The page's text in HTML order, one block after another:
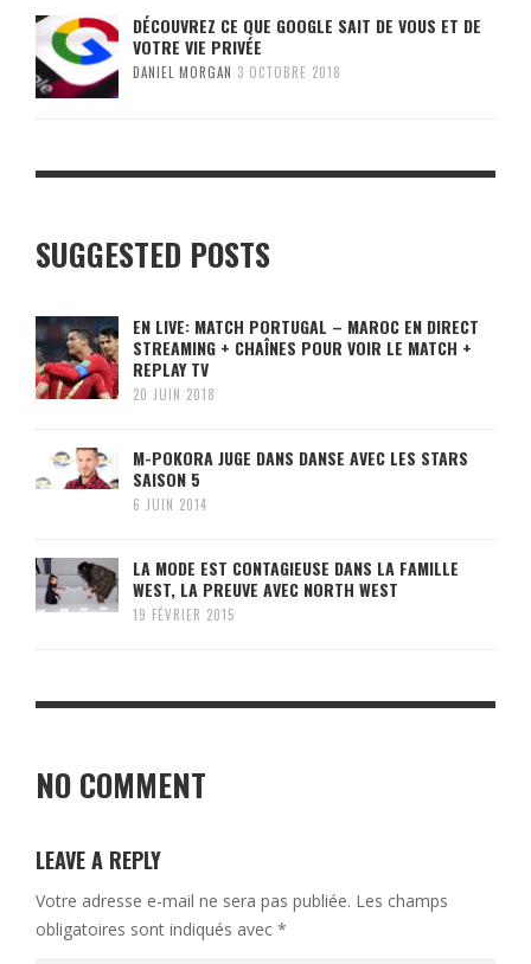
DÉCOUVREZ CE QUE GOOGLE SAIT DE VOUS ET DE
VOTRE VIE PRIVÉE
DANIEL MORGAN 3 OCTOBRE 2018
SUGGESTED POSTS
EN LIVE: MATCH PORTUGAL – MAROC EN DIRECT
STREAMING + CHAÎNES POUR VOIR LE MATCH +
REPLAY TV
20 JUIN 2018
M-POKORA JUGE DANS DANSE AVEC LES STARS
SAISON 5
6 JUIN 2014
LA MODE EST CONTAGIEUSE DANS LA FAMILLE
WEST, LA PREUVE AVEC NORTH WEST
19 FÉVRIER 2015
NO COMMENT
LEAVE A REPLY
Votre adresse e-mail ne sera pas publiée. Les champs
obligatoires sont indiqués avec *